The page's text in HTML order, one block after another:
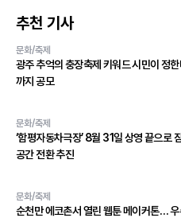
추천 기사
문화/축제
광주 추억의 충장축제 키워드 시민이 정
까지 공모
문화/축제
‘함평자동차극장’ 8월 31일 상영 끝으로
공간 전환 추진
문화/축제
순천만 에코촌서 열린 웹툰 메이커톤…